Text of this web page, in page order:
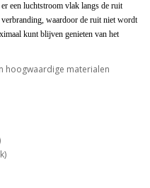
een luchtstroom vlak langs de ruit
waardoor de ruit niet wordt
kunt blijven genieten van het
hoogwaardige materialen